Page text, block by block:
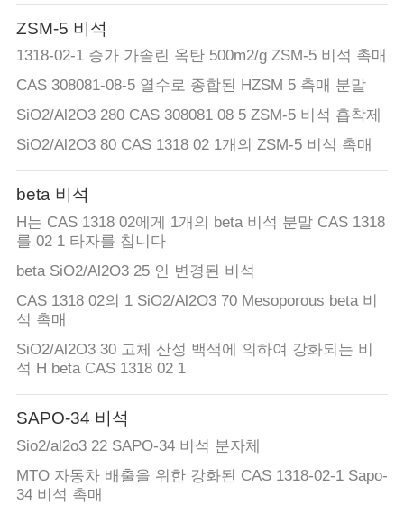
대
하
여
공
장
여
행
품
질
관
리
연
ZSM-5 비석
1318-02-1 증가 가솔린 옥탄 500m2/g ZSM-5 비석 촉매
CAS 308081-08-5 열수로 종합된 HZSM 5 촉매 분말
SiO2/Al2O3 280 CAS 308081 08 5 ZSM-5 비석 흡착제
SiO2/Al2O3 80 CAS 1318 02 1개의 ZSM-5 비석 촉매
beta 비석
H는 CAS 1318 02에게 1개의 beta 비석 분말 CAS 1318
를 02 1 타자를 칩니다
beta SiO2/Al2O3 25 인 변경된 비석
CAS 1318 02의 1 SiO2/Al2O3 70 Mesoporous beta 비
석 촉매
SiO2/Al2O3 30 고체 산성 백색에 의하여 강화되는 비
석 H beta CAS 1318 02 1
SAPO-34 비석
Sio2/al2o3 22 SAPO-34 비석 분자체
MTO 자동차 배출을 위한 강화된 CAS 1318-02-1 Sapo-
34 비석 촉매